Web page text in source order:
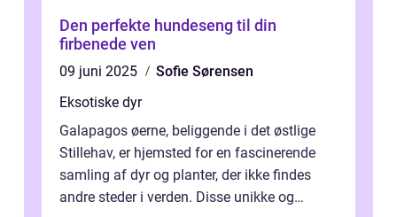
Den perfekte hundeseng til din
firbenede ven
09 juni 2025
Sofie Sørensen
Eksotiske dyr
Galapagos øerne, beliggende i det østlige
Stillehav, er hjemsted for en fascinerende
samling af dyr og planter, der ikke findes
andre steder i verden. Disse unikke og